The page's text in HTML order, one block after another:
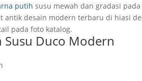
putih susu mewah dan gradasi
antik desain modern terbaru di hiasi
pada foto katalog.
Susu Duco Modern